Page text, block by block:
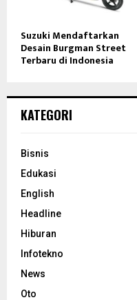
Suzuki Mendaftarkan
Desain Burgman Street
Terbaru di Indonesia
KATEGORI
Bisnis
Edukasi
English
Headline
Hiburan
Infotekno
News
Oto